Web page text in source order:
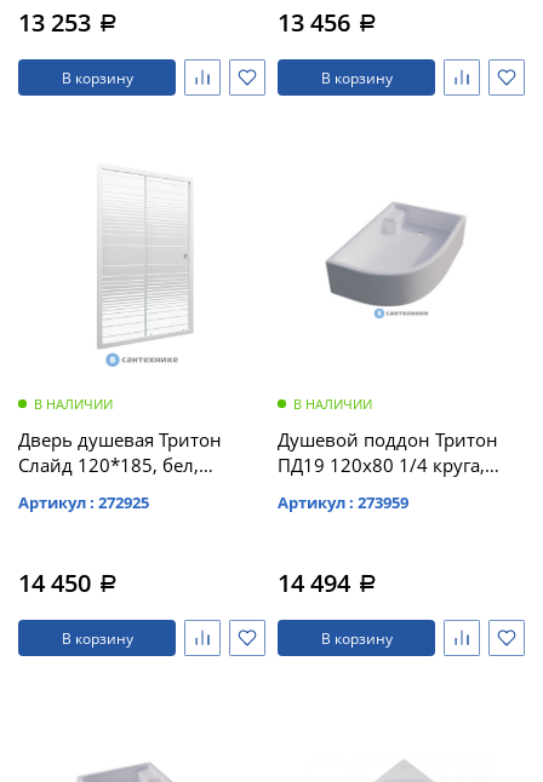
13 253 a
В корзину
13 456 a
В корзину
В НАЛИЧИИ
Дверь душевая Тритон
Слайд 120*185, бел,
Артикул : 272925
14 450 a
В корзину
В НАЛИЧИИ
Душевой поддон Тритон
ПД19 120х80 1/4 круга,
правый (ПД19) без сифона
Артикул : 273959
14 494 a
В корзину